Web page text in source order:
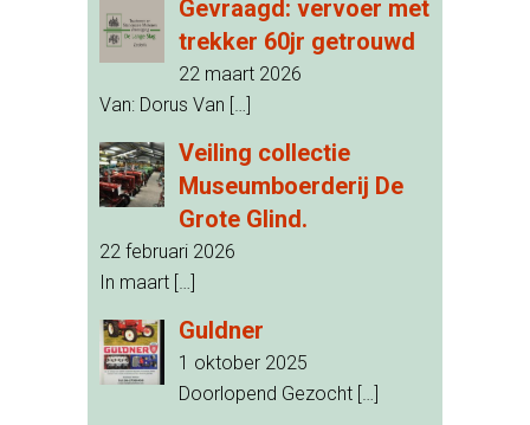
Gevraagd: vervoer met
trekker 60jr getrouwd
22 maart 2026
Van: Dorus Van […]
Veiling collectie
Museumboerderij De
Grote Glind.
22 februari 2026
In maart […]
Guldner
1 oktober 2025
Doorlopend Gezocht […]